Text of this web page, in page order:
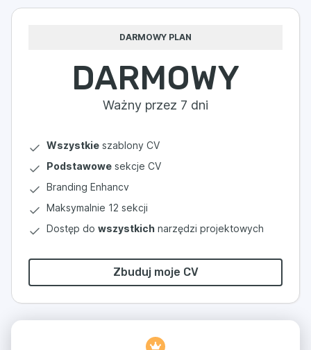
DARMOWY PLAN
DARMOWY
Ważny przez 7 dni
Wszystkie szablony CV
Podstawowe sekcje CV
Branding Enhancv
Maksymalnie 12 sekcji
Dostęp do wszystkich narzędzi projektowych
Zbuduj moje CV